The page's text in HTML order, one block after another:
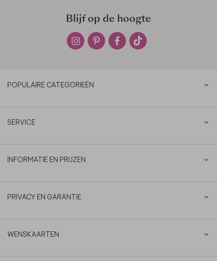
Blijf op de hoogte
POPULAIRE CATEGORIEËN
SERVICE
INFORMATIE EN PRIJZEN
PRIVACY EN GARANTIE
WENSKAARTEN